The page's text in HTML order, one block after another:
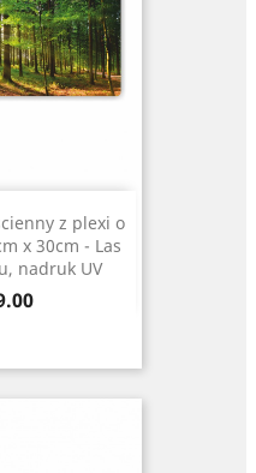
z plexi o
x 30cm - Las
nadruk UV